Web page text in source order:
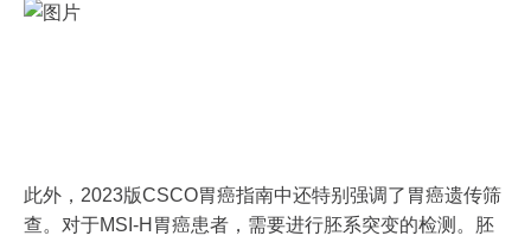
此外，2023版CSCO胃癌指南中还特别强调了胃癌遗传筛
查。对于MSI-H胃癌患者，需要进行胚系突变的检测。胚